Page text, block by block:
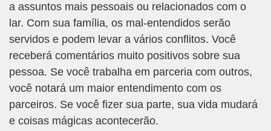
a assuntos mais pessoais ou relacionados com o
lar. Com sua família, os mal-entendidos serão
servidos e podem levar a vários conflitos. Você
receberá comentários muito positivos sobre sua
pessoa. Se você trabalha em parceria com outros,
você notará um maior entendimento com os
parceiros. Se você fizer sua parte, sua vida mudará
e coisas mágicas acontecerão.